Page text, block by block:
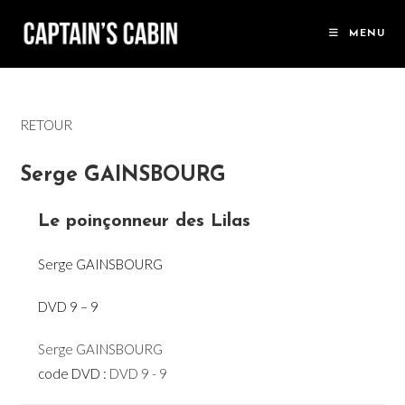
MENU
RETOUR
Serge GAINSBOURG
Le poinçonneur des Lilas
Serge GAINSBOURG
DVD 9 – 9
Serge GAINSBOURG
code DVD : DVD 9 - 9